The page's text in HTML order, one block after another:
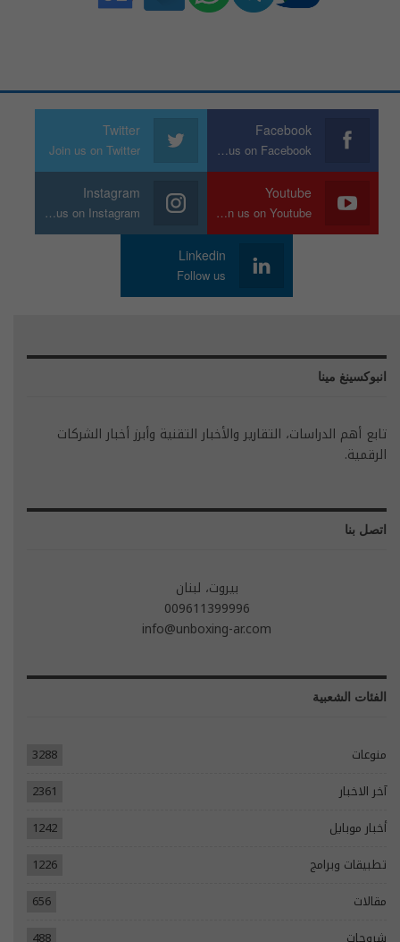
Facebook
Join us on Facebook
Twitter
Join us on Twitter
Youtube
Join us on Youtube
Instagram
Join us on Instagram
Linkedin
Follow us
انبوكسينغ مينا
تابع أهم الدراسات، التقارير والأخبار التقنية وأبرز أخبار الشركات
الرقمية.
اتصل بنا
بيروت، لبنان
009611399996
info@unboxing-ar.com
الفئات الشعبية
منوعات
3288
آخر الاخبار
2361
أخبار موبايل
1242
تطبيقات وبرامج
1226
مقالات
656